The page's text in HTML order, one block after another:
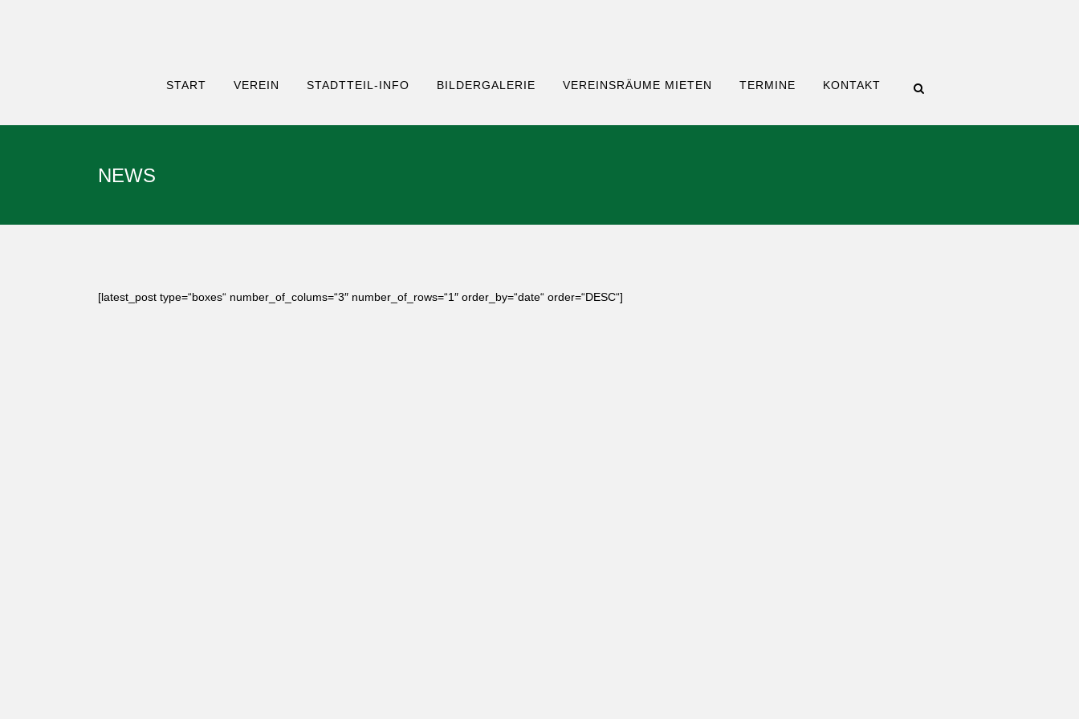
START VEREIN STADTTEIL-INFO BILDERGALERIE VEREINSRÄUME MIETEN TERMINE KONTAKT
NEWS
[latest_post type=“boxes“ number_of_colums=“3″ number_of_rows=“1″ order_by=“date“ order=“DESC“]